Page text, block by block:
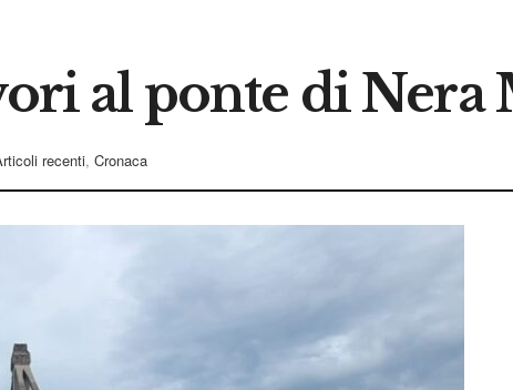
al ponte di Nera
recenti, Cronaca